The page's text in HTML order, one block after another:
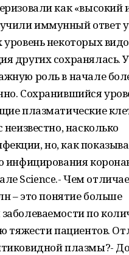
как «высокий
иммунный ответ у
некоторых
других сохранялась.
роль в начале
Сохранившийся
плазматические
насколько
но, как
инфицирования
Science.- Чем
– это понятие больше
по
тяжести пациентов.
плазмы?-